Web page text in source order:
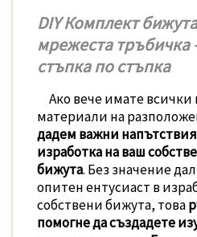
DIYКомплект
мрежеста тръбичка
стъпка по стъпка
Ако вече имате
материали на
дадем важни
изработка на ваш
бижута. Без значение
опитен ентусиаст в
собствени бижута, това
помогне да създадете